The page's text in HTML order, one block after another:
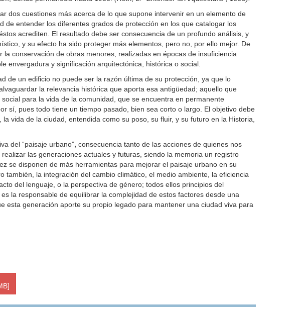
dos cuestiones más acerca de lo que supone intervenir en un elemento de
de entender los diferentes grados de protección en los que catalogar los
acrediten. El resultado debe ser consecuencia de un profundo análisis, y
y su efecto ha sido proteger más elementos, pero no, por ello mejor. De
conservación de obras menores, realizadas en épocas de insuficiencia
envergadura y significación arquitectónica, histórica o social.
de un edificio no puede ser la razón última de su protección, ya que lo
la relevancia histórica que aporta esa antigüedad; aquello que
para la vida de la comunidad, que se encuentra en permanente
sí, pues todo tiene un tiempo pasado, bien sea corto o largo. El objetivo debe
vida de la ciudad, entendida como su poso, su fluir, y su futuro en la Historia,
del “paisaje urbano”, consecuencia tanto de las acciones de quienes nos
las generaciones actuales y futuras, siendo la memoria un registro
se disponen de más herramientas para mejorar el paisaje urbano en su
también, la integración del cambio climático, el medio ambiente, la eficiencia
del lenguaje, o la perspectiva de género; todos ellos principios del
la responsable de equilibrar la complejidad de estos factores desde una
esta generación aporte su propio legado para mantener una ciudad viva para